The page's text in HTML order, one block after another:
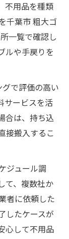
不用品を種類
千葉市 粗大ゴ
一覧で確認し
ルや手戻りを
で評価の高い
サービスを活
合は、持ち込
接搬入するこ
ジュール調
て、複数社か
者に依頼した
したケースが
心して不用品